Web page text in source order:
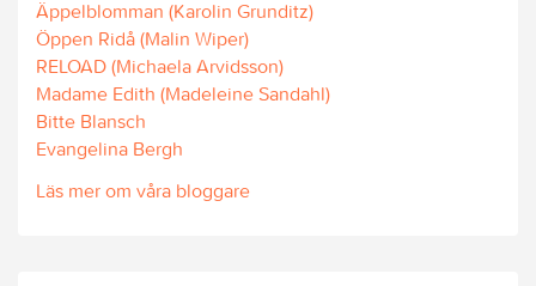
Äppelblomman (Karolin Grunditz)
Öppen Ridå (Malin Wiper)
RELOAD (Michaela Arvidsson)
Madame Edith (Madeleine Sandahl)
Bitte Blansch
Evangelina Bergh
Läs mer om våra bloggare